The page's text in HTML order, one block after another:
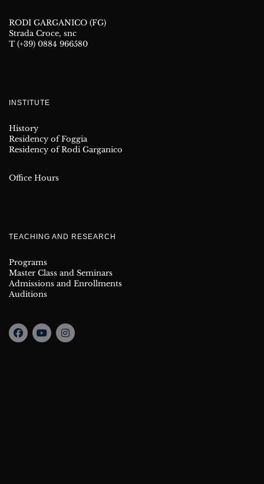
RODI GARGANICO (FG)
Strada Croce, snc
T (+39) 0884 966580
INSTITUTE
History
Residency of Foggia
Residency of Rodi Garganico
Office Hours
TEACHING AND RESEARCH
Programs
Master Class and Seminars
Admissions and Enrollments
Auditions